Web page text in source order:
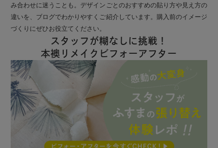
み合わせに迷うことも。デザインごとのおすすめの貼り方や見え方の
違いを、ブログでわかりやすくご紹介しています。購入前のイメージ
づくりにぜひお役立てください。
スタッフが糊なしに挑戦！
本襖リメイクビフォーアフター